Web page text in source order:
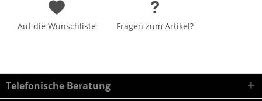
Auf die Wunschliste Fragen zum Artikel?
Telefonische Beratung